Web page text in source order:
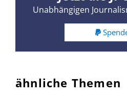
Unabhängigen
ähnliche Themen